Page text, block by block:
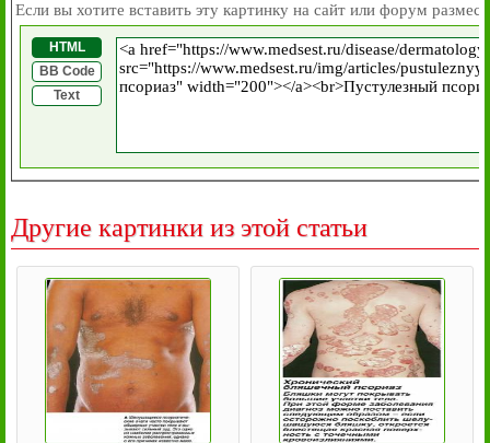
Если вы хотите вставить эту картинку на сайт или форум
HTML
BB Code
Text
Другие картинки из этой статьи